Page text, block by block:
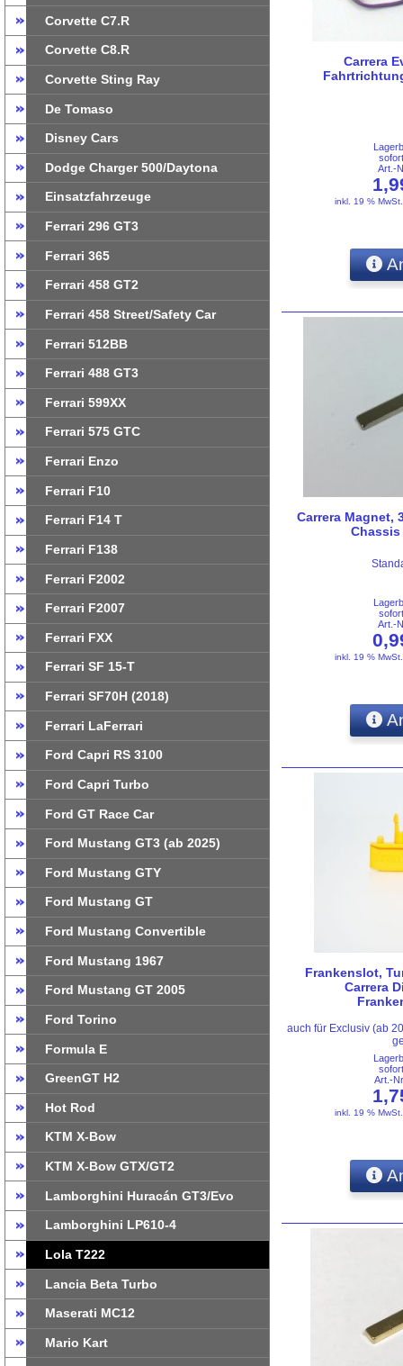
Corvette C7.R
Corvette C8.R
Corvette Sting Ray
De Tomaso
Disney Cars
Dodge Charger 500/Daytona
Einsatzfahrzeuge
Ferrari 296 GT3
Ferrari 365
Ferrari 458 GT2
Ferrari 458 Street/Safety Car
Ferrari 512BB
Ferrari 488 GT3
Ferrari 599XX
Ferrari 575 GTC
Ferrari Enzo
Ferrari F10
Ferrari F14 T
Ferrari F138
Ferrari F2002
Ferrari F2007
Ferrari FXX
Ferrari SF 15-T
Ferrari SF70H (2018)
Ferrari LaFerrari
Ford Capri RS 3100
Ford Capri Turbo
Ford GT Race Car
Ford Mustang GT3 (ab 2025)
Ford Mustang GTY
Ford Mustang GT
Ford Mustang Convertible
Ford Mustang 1967
Ford Mustang GT 2005
Ford Torino
Formula E
GreenGT H2
Hot Rod
KTM X-Bow
KTM X-Bow GTX/GT2
Lamborghini Huracán GT3/Evo
Lamborghini LP610-4
Lola T222
Lancia Beta Turbo
Maserati MC12
Mario Kart
Carrera
Art.-
inkl. 19 %
Carrera Magnet,
Art.-
inkl. 19 %
Frankenslot,
Carrera
auch für Exclusiv (ab
Art.-
inkl. 19 %